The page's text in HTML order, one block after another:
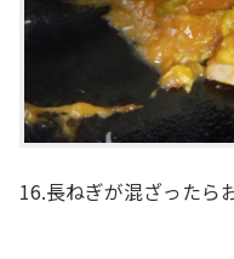
16.長ねぎが混ざったら